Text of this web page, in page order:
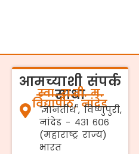
आमच्याशी संपर्क
साधा
स्वा. रा.ती. म.
विद्यापीठ, नांदेड
'ज्ञानतीर्थ', विष्णुपुरी,
नांदेड - ४३१ ६०६
(महाराष्ट्र राज्य)
भारत